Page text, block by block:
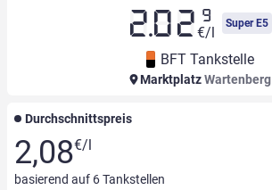
2.02 9
€/l
Super E5
BFT Tankstelle
MarktplatzWartenberg
Durchschnittspreis
2,08€/l
basierend auf 6Tankstellen